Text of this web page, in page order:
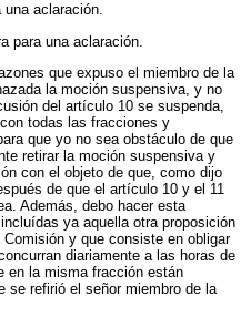
una aclaración.
para una aclaración.
que expuso el miembro de la
la moción suspensiva, y no
del artículo 10 se suspenda,
todas las fracciones y
que yo no sea obstáculo de que
retirar la moción suspensiva y
con el objeto de que, como dijo
de que el artículo 10 y el 11
Además, debo hacer esta
ya aquella otra proposición
y que consiste en obligar
diariamente a las horas de
en la misma fracción están
se refirió el señor miembro de la